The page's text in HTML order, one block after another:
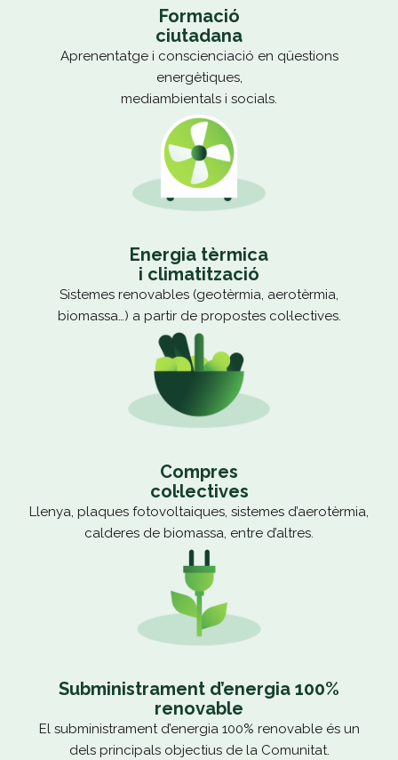
Formació
ciutadana
Aprenentatge i conscienciació en qüestions
energètiques,
mediambientals i socials.
Energia tèrmica
i climatització
Sistemes renovables (geotèrmia, aerotèrmia,
biomassa…) a partir de propostes col·lectives.
Compres
col·lectives
Llenya, plaques fotovoltaiques, sistemes d’aerotèrmia,
calderes de biomassa, entre d’altres.
Subministrament d’energia 100%
renovable
El subministrament d’energia 100% renovable és un
dels principals objectius de la Comunitat.